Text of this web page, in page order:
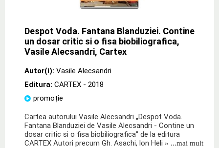
Despot Voda. Fantana Blanduziei. Contine
un dosar critic si o fisa biobiliografica,
Vasile Alecsandri, Cartex
Autor(i): Vasile Alecsandri
Editura: CARTEX - 2018
promoție
Cartea autorului Vasile Alecsandri „Despot Voda.
Fantana Blanduziei de Vasile Alecsandri - Contine un
dosar critic si o fisa biobiliografica" de la editura
CARTEX Autori precum Gh. Asachi, lon Heli » ...mai mult